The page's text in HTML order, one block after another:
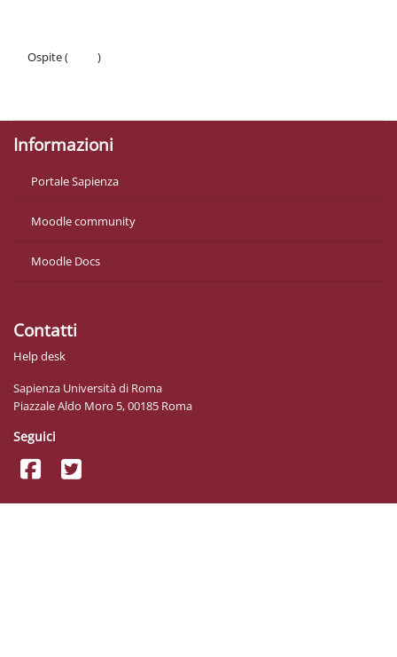
Ospite (
)
Informazioni
Portale Sapienza
Moodle community
Moodle Docs
Contatti
Help desk
Sapienza Università di Roma
Piazzale Aldo Moro 5, 00185 Roma
Seguici